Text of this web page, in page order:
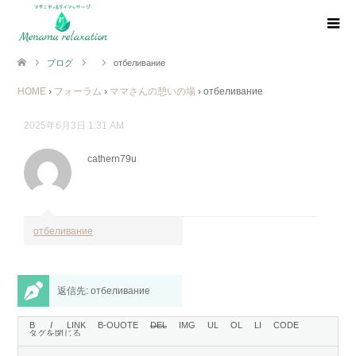
ブログ отбеливание
HOME › フォーラム › ママさんの憩いの場 › отбеливание
2025年6月3日 1:31 AM
cathern79u
отбеливание
返信先: отбеливание